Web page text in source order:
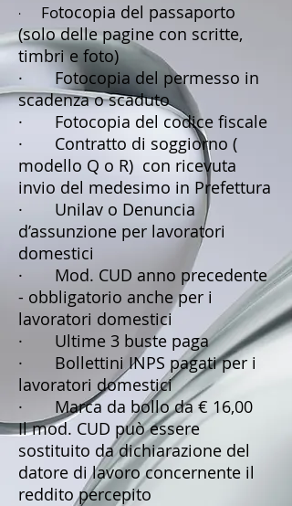
· Fotocopia del passaporto
(solo delle pagine con scritte,
timbri e foto)
· Fotocopia del permesso in
scadenza o scaduto
· Fotocopia del codice fiscale
· Contratto di soggiorno (
modello Q o R) con ricevuta
invio del medesimo in Prefettura
· Unilav o Denuncia
d’assunzione per lavoratori
domestici
· Mod. CUD anno precedente
- obbligatorio anche per i
lavoratori domestici
· Ultime 3 buste paga
· Bollettini INPS pagati per i
lavoratori domestici
· Marca da bollo da € 16,00
Il mod. CUD può essere
sostituito da dichiarazione del
datore di lavoro concernente il
reddito percepito